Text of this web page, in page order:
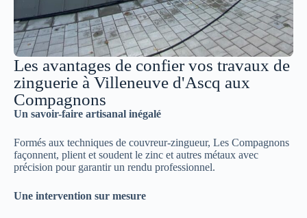
Les avantages de confier vos travaux de
zinguerie à Villeneuve d'Ascq aux
Compagnons
Un savoir-faire artisanal inégalé
Formés aux techniques de couvreur-zingueur, Les Compagnons
façonnent, plient et soudent le zinc et autres métaux avec
précision pour garantir un rendu professionnel.
Une intervention sur mesure